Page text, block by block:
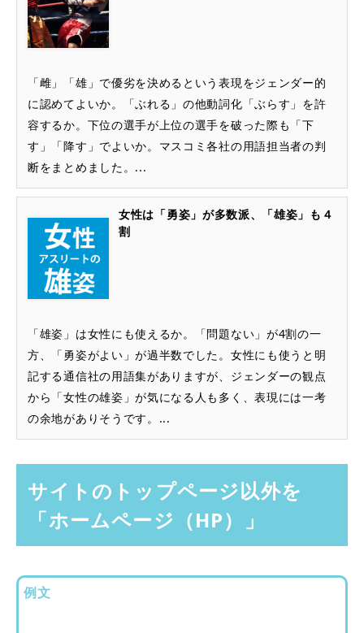
「雌」「雄」で優劣を決めるという表現をジェンダー的
に認めてよいか。「ぶれる」の他動詞化「ぶらす」を許
容するか。下位の選手が上位の選手を破った際も「下
す」「降す」でよいか。マスコミ各社の用語担当者の判
断をまとめました。...
女性は「勇姿」が多数派、「雄姿」も４
割
「雄姿」は女性にも使えるか。「問題ない」が4割の一
方、「勇姿がよい」が過半数でした。女性にも使うと明
記する通信社の用語集がありますが、ジェンダーの観点
から「女性の雄姿」が気になる人も多く、表現には一考
の余地がありそうです。...
サイトのトップページ以外を
「ホームページ（HP）」
例文